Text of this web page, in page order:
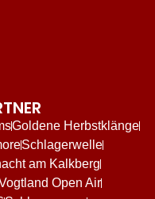
Goldene Herbstklänge
Schlagerwelle
am Kalkberg
Open Air